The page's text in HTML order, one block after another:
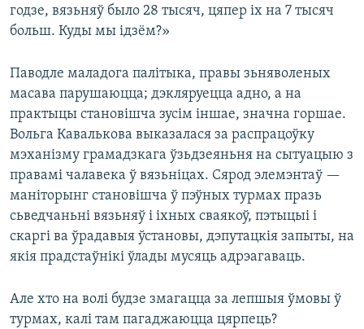
годзе, вязьняў было 28 тысяч, цяпер іх на 7 тысяч
больш. Куды мы ідзём?»
Паводле маладога палітыка, правы зьняволеных
масава парушаюцца; дэкляруецца адно, а на
практыцы становішча зусім іншае, значна горшае.
Вольга Кавалькова выказалася за распрацоўку
мэханізму грамадзкага ўзьдзеяньня на сытуацыю з
правамі чалавека ў вязьніцах. Сярод элемэнтаў —
маніторынг становішча ў пэўных турмах празь
сьведчаньні вязьняў і іхных сваякоў, пэтыцыі і
скаргі ва ўрадавыя ўстановы, дэпутацкія запыты, на
якія прадстаўнікі ўлады мусяць адрэагаваць.
Але хто на волі будзе змагацца за лепшыя ўмовы ў
турмах, калі там пагаджаюцца цярпець?